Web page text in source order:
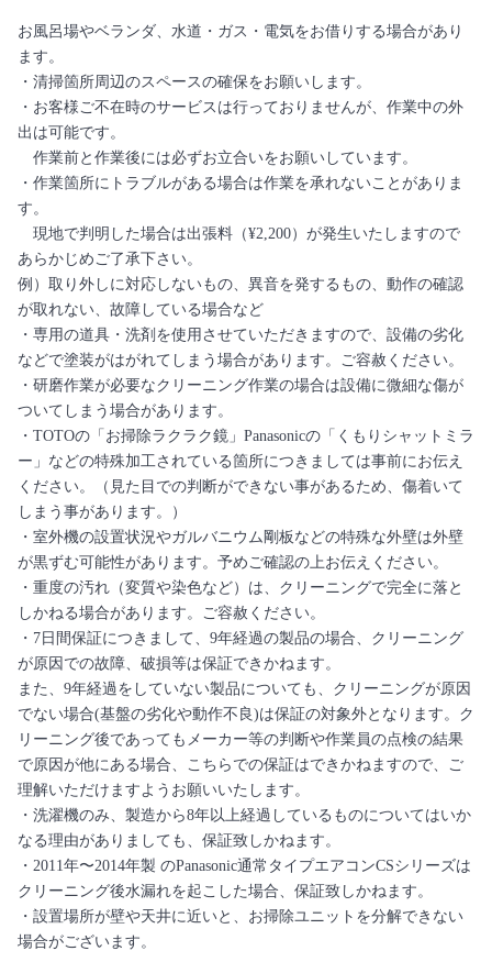
お風呂場やベランダ、水道・ガス・電気をお借りする場合があり
ます。
・清掃箇所周辺のスペースの確保をお願いします。
・お客様ご不在時のサービスは行っておりませんが、作業中の外
出は可能です。
作業前と作業後には必ずお立合いをお願いしています。
・作業箇所にトラブルがある場合は作業を承れないことがありま
す。
現地で判明した場合は出張料（¥2,200）が発生いたしますので
あらかじめご了承下さい。
例）取り外しに対応しないもの、異音を発するもの、動作の確認
が取れない、故障している場合など
・専用の道具・洗剤を使用させていただきますので、設備の劣化
などで塗装がはがれてしまう場合があります。ご容赦ください。
・研磨作業が必要なクリーニング作業の場合は設備に微細な傷が
ついてしまう場合があります。
・TOTOの「お掃除ラクラク鏡」Panasonicの「くもりシャットミラ
ー」などの特殊加工されている箇所につきましては事前にお伝え
ください。（見た目での判断ができない事があるため、傷着いて
しまう事があります。）
・室外機の設置状況やガルバニウム剛板などの特殊な外壁は外壁
が黒ずむ可能性があります。予めご確認の上お伝えください。
・重度の汚れ（変質や染色など）は、クリーニングで完全に落と
しかねる場合があります。ご容赦ください。
・7日間保証につきまして、9年経過の製品の場合、クリーニング
が原因での故障、破損等は保証できかねます。
また、9年経過をしていない製品についても、クリーニングが原因
でない場合(基盤の劣化や動作不良)は保証の対象外となります。ク
リーニング後であってもメーカー等の判断や作業員の点検の結果
で原因が他にある場合、こちらでの保証はできかねますので、ご
理解いただけますようお願いいたします。
・洗濯機のみ、製造から8年以上経過しているものについてはいか
なる理由がありましても、保証致しかねます。
・2011年〜2014年製 のPanasonic通常タイプエアコンCSシリーズは
クリーニング後水漏れを起こした場合、保証致しかねます。
・設置場所が壁や天井に近いと、お掃除ユニットを分解できない
場合がございます。